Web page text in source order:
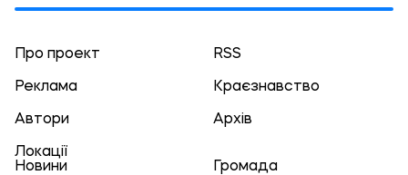
Про проект RSS
Реклама Краєзнавство
Автори Архів
Локації
Новини
Громада